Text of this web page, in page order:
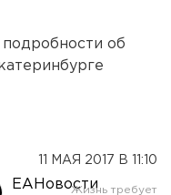
об
11 МАЯ 2017 В 11:10
ЕАНовости